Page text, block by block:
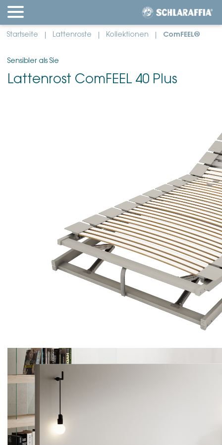
Startseite Lattenroste Kollektionen ComFEEL®
Sensibler als Sie
Lattenrost ComFEEL 40 Plus